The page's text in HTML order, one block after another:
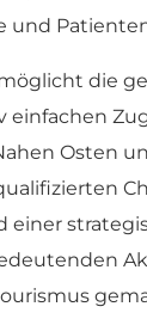
und
die
einfachen
Osten
einer